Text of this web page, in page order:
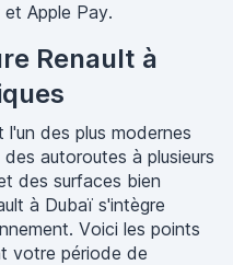
Apple Pay.
Renault à
des plus modernes
autoroutes à plusieurs
des surfaces bien
à Dubaï s'intègre
Voici les points
votre période de